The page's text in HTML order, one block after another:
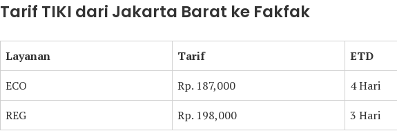
Tarif TIKI dari Jakarta Barat ke Fakfak
Layanan Tarif
ETD
ECO
Rp. 187,000
4 Hari
REG
Rp. 198,000 3 Hari